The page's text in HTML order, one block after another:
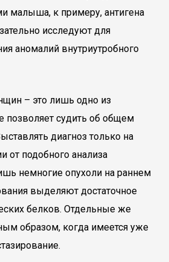
малыша, к примеру, антигена
исследуют для
аномалий внутриутробного
– это лишь одно из
позволяет судить об общем
диагноз только на
от подобного анализа
немногие опухоли на раннем
выделяют достаточное
белков. Отдельные же
образом, когда имеется уже